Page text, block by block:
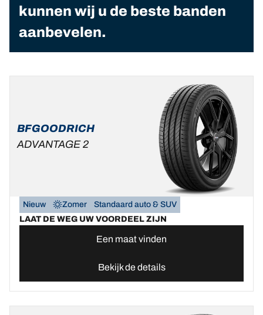
kunnen wij u de beste banden
aanbevelen.
BFGOODRICH
ADVANTAGE 2
Nieuw Zomer
Standaard auto & SUV
LAAT DE WEG UW VOORDEEL ZIJN
Een maat vinden
Bekijk de details